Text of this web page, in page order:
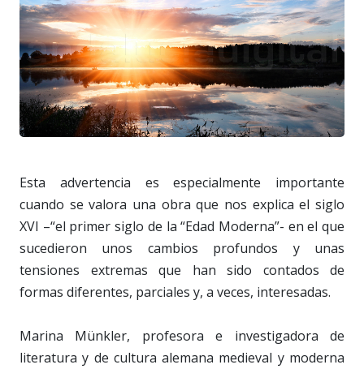
Esta advertencia es especialmente importante
cuando se valora una obra que nos explica el siglo
XVI –“el primer siglo de la “Edad Moderna”- en el que
sucedieron unos cambios profundos y unas
tensiones extremas que han sido contados de
formas diferentes, parciales y, a veces, interesadas.
Marina Münkler, profesora e investigadora de
literatura y de cultura alemana medieval y moderna